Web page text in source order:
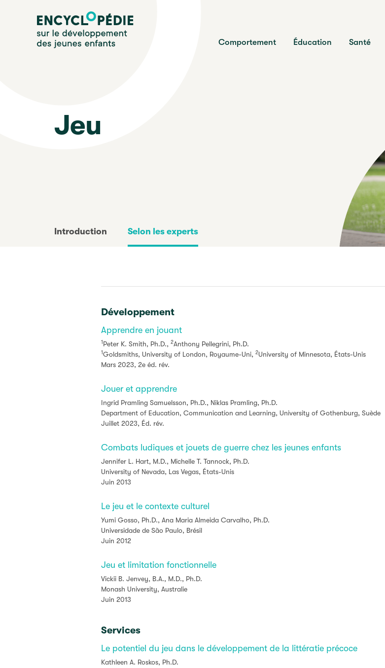
Encyclopédie sur le développement des jeunes enfants
Comportement Éducation Santé
Jeu
Introduction Selon les experts
Développement
Apprendre en jouant
1 Peter K. Smith, Ph.D., 2Anthony Pellegrini, Ph.D.
1Goldsmiths, University of London, Royaume-Uni, 2University of Minnesota, États-Unis
Mars 2023, 2e éd. rév.
Jouer et apprendre
Ingrid Pramling Samuelsson, Ph.D., Niklas Pramling, Ph.D.
Department of Education, Communication and Learning, University of Gothenburg, Suède
Juillet 2023, Éd. rév.
Combats ludiques et jouets de guerre chez les jeunes enfants
Jennifer L. Hart, M.D., Michelle T. Tannock, Ph.D.
University of Nevada, Las Vegas, États-Unis
Juin 2013
Le jeu et le contexte culturel
Yumi Gosso, Ph.D., Ana Maria Almeida Carvalho, Ph.D.
Universidade de São Paulo, Brésil
Juin 2012
Jeu et limitation fonctionnelle
Vickii B. Jenvey, B.A., M.D., Ph.D.
Monash University, Australie
Juin 2013
Services
Le potentiel du jeu dans le développement de la littératie précoce
Kathleen A. Roskos, Ph.D.